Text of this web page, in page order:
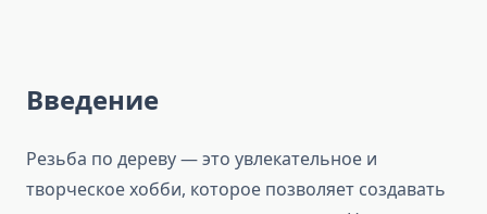
Введение
Резьба по дереву — это увлекательное и
творческое хобби, которое позволяет создавать